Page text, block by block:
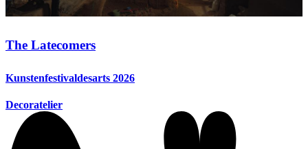
The Latecomers
Kunstenfestivaldesarts 2026
Decoratelier